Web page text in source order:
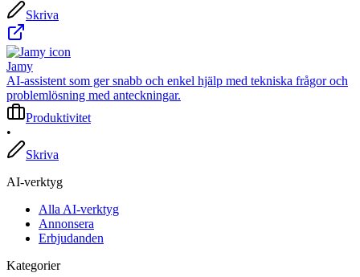
Skriva
Jamy
AI-assistent som ger snabb och enkel hjälp med tekniska frågor och
problemlösning med anteckningar.
Produktivitet
•
Skriva
AI-verktyg
Alla AI-verktyg
Annonsera
Erbjudanden
Kategorier